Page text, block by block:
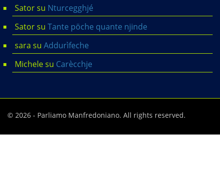
Satorsu Nturcegghjé
Satorsu Tante pöche quante njinde
sara su Addurìfeche
Michelesu Carècchje
© 2026 - Parliamo Manfredoniano. All rights reserved.